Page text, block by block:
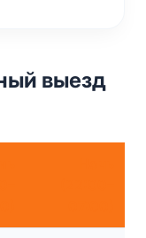
выезд